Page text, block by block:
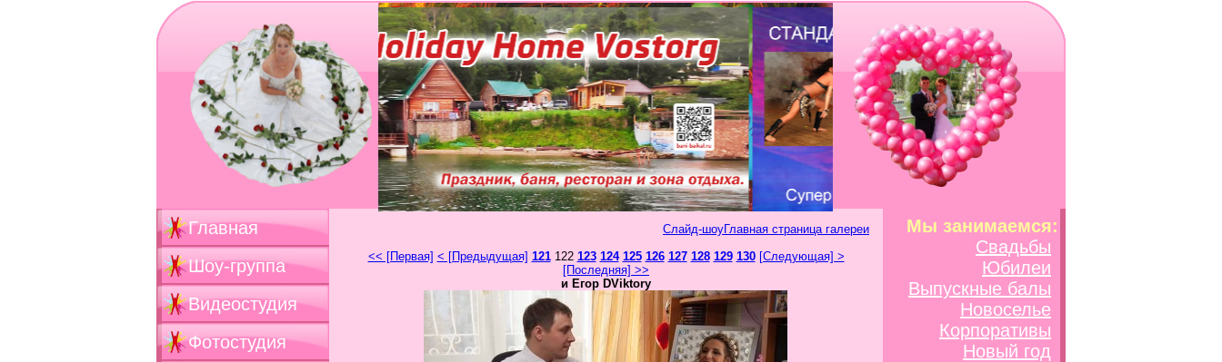
Главная
Шоу-группа
Видеостудия
Фотостудия
Главная страница галереи
Слайд-шоу
<< [Первая] < [Предыдущая] 121 122 123 124 125 126 127 128 129 130 [Следующая] >
[Последняя] >>
и Егор DViktory
Мы занимаемся:
Свадьбы
Юбилеи
Выпускные балы
Новоселье
Корпоративы
Новый год